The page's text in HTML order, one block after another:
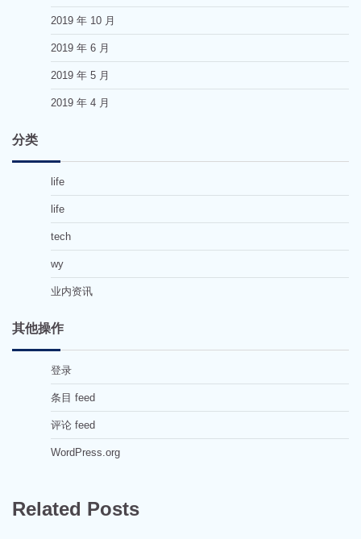
2019 年 10 月
2019 年 6 月
2019 年 5 月
2019 年 4 月
分类
life
life
tech
wy
业内资讯
其他操作
登录
条目 feed
评论 feed
WordPress.org
Related Posts